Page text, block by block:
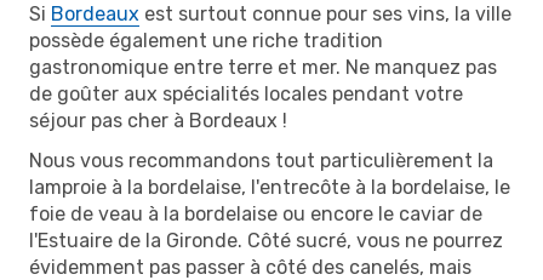
Si Bordeaux est surtout connue pour ses vins, la ville
possède également une riche tradition
gastronomique entre terre et mer. Ne manquez pas
de goûter aux spécialités locales pendant votre
séjour pas cher à Bordeaux !
Nous vous recommandons tout particulièrement la
lamproie à la bordelaise, l'entrecôte à la bordelaise, le
foie de veau à la bordelaise ou encore le caviar de
l'Estuaire de la Gironde. Côté sucré, vous ne pourrez
évidemment pas passer à côté des canelés, mais